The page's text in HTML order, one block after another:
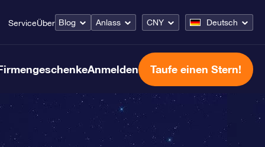
ServiceÜber Blog Anlass CNY Deutsch
Anmelden Taufe einen Stern!